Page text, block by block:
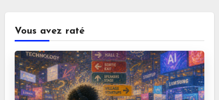
Vous avez raté